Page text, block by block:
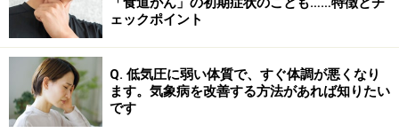
できるだけ簡単な言い方をすると、ある温度と湿度で水
蒸気が水になる温度を「露点温度」と呼びます。露点温
度で身近なのは、雷雨時にガラスの内側に水滴が結露す
ェックポイント
Q. 低気圧に弱い体質で、すぐ体調が悪くなり
ます。気象病を改善する方法があれば知りたい
です